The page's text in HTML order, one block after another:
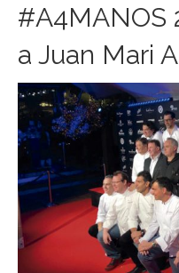
#A4MANOS
a Juan Mari